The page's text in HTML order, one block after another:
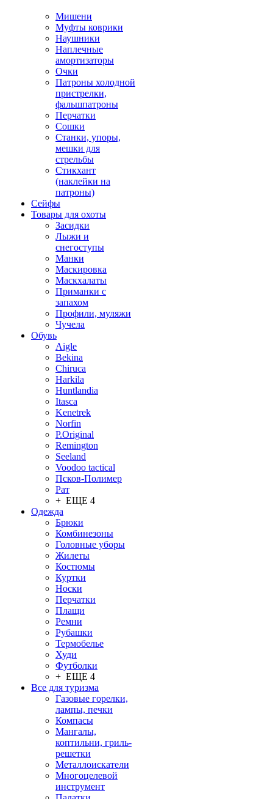
Мишени
Муфты коврики
Наушники
Наплечные
амортизаторы
Очки
Патроны холодной
пристрелки,
фальшпатроны
Перчатки
Сошки
Станки, упоры,
мешки для
стрельбы
Стикхант
(наклейки на
патроны)
Сейфы
Товары для охоты
Засидки
Лыжи и
снегоступы
Манки
Маскировка
Маскхалаты
Приманки с
запахом
Профили, муляжи
Чучела
Обувь
Aigle
Bekina
Chiruсa
Harkila
Huntlandia
Itasca
Kenetrek
Norfin
P.Original
Remington
Seeland
Voodoo tactical
Псков-Полимер
Рат
+ ЕЩЕ 4
Одежда
Брюки
Комбинезоны
Головные уборы
Жилеты
Костюмы
Куртки
Носки
Перчатки
Плащи
Ремни
Рубашки
Термобелье
Худи
Футболки
+ ЕЩЕ 4
Все для туризма
Газовые горелки,
лампы, печки
Компасы
Мангалы,
коптильни, гриль-
решетки
Металлоискатели
Многоцелевой
инструмент